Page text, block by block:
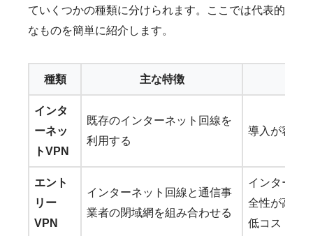
ていくつかの種類に分けられます。ここでは代表的
なものを簡単に紹介します。
種類 主な特徴
インタ
ーネッ
トVPN
既存のインターネット回線を
利用する
導入が容易
エント
リー
VPN
インターネット回線と通信事
業者の閉域網を組み合わせる
インターネ
全性が高い
低コスト